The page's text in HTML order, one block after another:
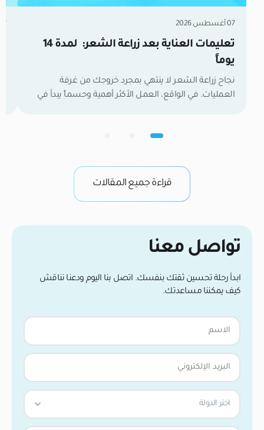
07 أغسطس 2026
تعليمات العناية بعد زراعة الشعر: لمدة 14
يوماً
نجاح زراعة الشعر لا ينتهي بمجرد خروجك من غرفة
العمليات. في الواقع، العمل الأكثر أهمية وحسماً يبدأ في
تكون بصيلات الشعر الجديدة كائنات حية وهشة تعمل
من واقع خبرتنا […]
قراءة جميع المقالات
تواصل معنا
ابدأ رحلة تحسين ثقتك بنفسك. اتصل بنا اليوم ودعنا نناقش
كيف يمكننا مساعدتك.
اختر الدولة